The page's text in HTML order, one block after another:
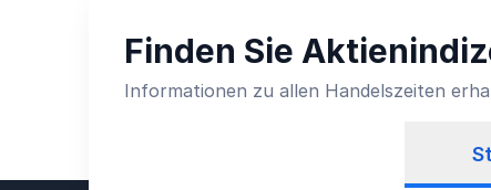
Finden Sie
Informationen zu allen Handelszeiten